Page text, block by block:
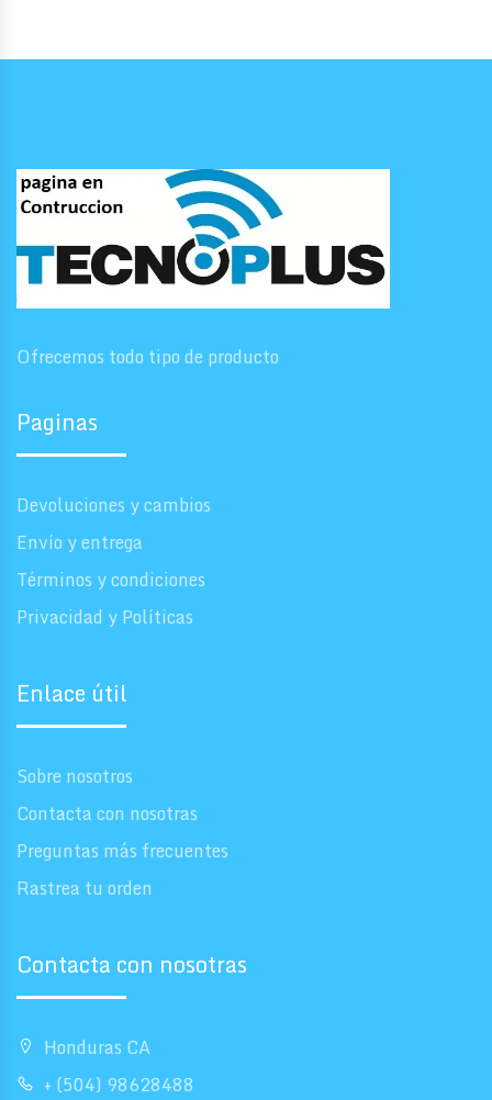
Ofrecemos todo tipo de producto
Paginas
Devoluciones y cambios
Envío y entrega
Términos y condiciones
Privacidad y Políticas
Enlace útil
Sobre nosotros
Contacta con nosotras
Preguntas más frecuentes
Rastrea tu orden
Contacta con nosotras
Honduras CA
+ (504) 98628488